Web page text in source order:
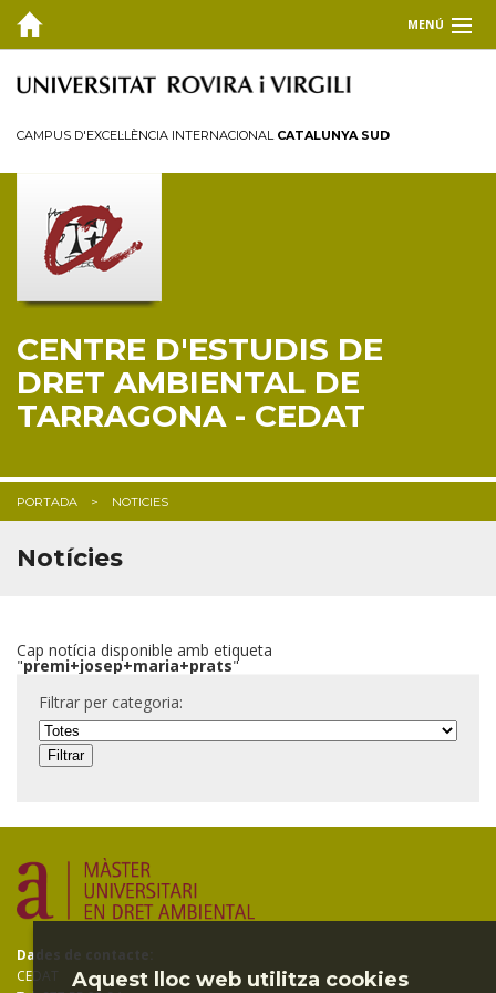
MENÚ
EL CEDAT
Membres
Personal investigador
Reglament
FORMACIÓ
RECERCA I TRANSFERÈNCIA
CAMPUS D'EXCEL·LÈNCIA INTERNACIONAL CATALUNYA SUD
CENTRE D'ESTUDIS DE
DRET AMBIENTAL DE
TARRAGONA - CEDAT
PORTADA NOTICIES
Notícies
Cap notícia disponible amb etiqueta
"premi+josep+maria+prats"
Filtrar per categoria:
Dades de contacte:
CEDAT
Aquest lloc web utilitza cookies